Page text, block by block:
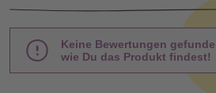
Keine Bewertungen
wie Du das Produkt findest!